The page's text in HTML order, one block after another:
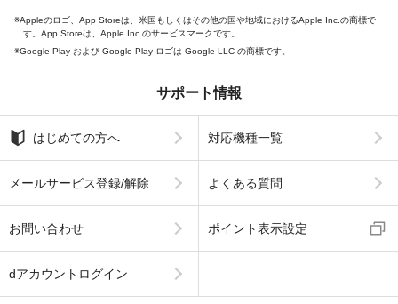
Appleのロゴ、App Storeは、米国もしくはその他の国や地域におけるApple Inc.の商標で
す。App Storeは、Apple Inc.のサービスマークです。
Google Play および Google Play ロゴは Google LLC の商標です。
サポート情報
はじめての方へ 対応機種一覧
メールサービス登録/解除 よくある質問
お問い合わせ ポイント表示設定
dアカウントログイン